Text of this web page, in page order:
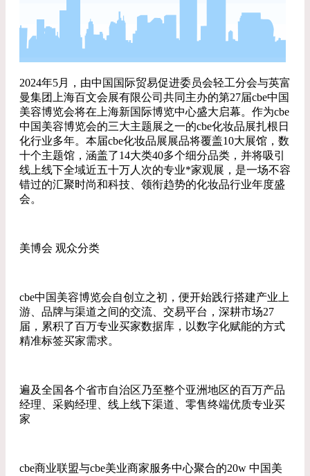
2024年5月，由中国国际贸易促进委员会轻工分会与英富
曼集团上海百文会展有限公司共同主办的第27届cbe中国
美容博览会将在上海新国际博览中心盛大启幕。作为cbe
中国美容博览会的三大主题展之一的cbe化妆品展扎根日
化行业多年。本届cbe化妆品展展品将覆盖10大展馆，数
十个主题馆，涵盖了14大类40多个细分品类，并将吸引
线上线下全域近五十万人次的专业*家观展，是一场不容
错过的汇聚时尚和科技、领衔趋势的化妆品行业年度盛
会。
美博会 观众分类
cbe中国美容博览会自创立之初，便开始践行搭建产业上
游、品牌与渠道之间的交流、交易平台，深耕市场27
届，累积了百万专业买家数据库，以数字化赋能的方式
精准标签买家需求。
遍及全国各个省市自治区乃至整个亚洲地区的百万产品
经理、采购经理、线上线下渠道、零售终端优质专业买
家
cbe商业联盟与cbe美业商家服务中心聚合的20w 中国美